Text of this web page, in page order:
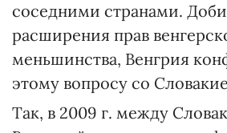
соседними странами.
расширения прав
меньшинства, Венгрия
этому вопросу со
Так, в 2009 г. между